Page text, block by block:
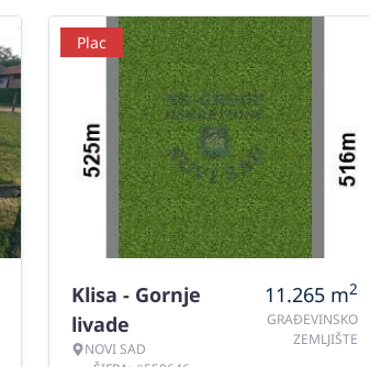
Plac
Klisa - Gornje
livade
NOVI SAD
11.265 m2
GRAĐEVINSKO
ZEMLJIŠTE